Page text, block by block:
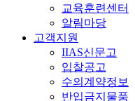
교육훈련센터
알림마당
고객지원
IIAS신문고
입찰공고
수의계약정보
반입금지물품